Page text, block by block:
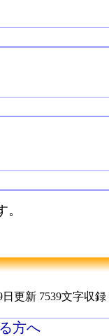
日更新 7539文字収録
方へ